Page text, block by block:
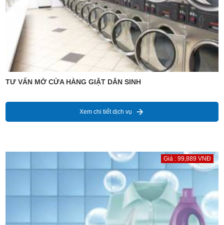
TƯ VẤN MỞ CỬA HÀNG GIẶT DÂN SINH
Xem chi tiết dịch vụ
Giá : 99,889 VNĐ